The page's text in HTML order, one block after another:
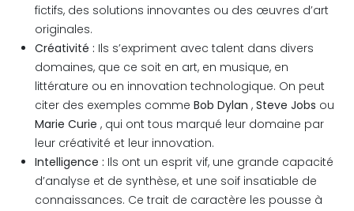
fictifs, des solutions innovantes ou des œuvres d’art
originales.
Créativité : Ils s’expriment avec talent dans divers
domaines, que ce soit en art, en musique, en
littérature ou en innovation technologique. On peut
citer des exemples comme Bob Dylan , Steve Jobs ou
Marie Curie , qui ont tous marqué leur domaine par
leur créativité et leur innovation.
Intelligence : Ils ont un esprit vif, une grande capacité
d’analyse et de synthèse, et une soif insatiable de
connaissances. Ce trait de caractère les pousse à